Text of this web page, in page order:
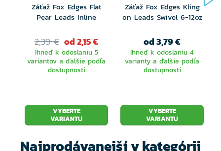
Záťaž Fox Edges Flat
Pear Leads Inline
2,39 € od 2,15 €
Ihneď k odoslaniu 5
variantov a ďalšie podľa
dostupnosti
VYBERTE
VARIANTU
Záťaž Fox Edges Kling
on Leads Swivel 6-12oz
od 3,79 €
Ihneď k odoslaniu 4
varianty a ďalšie podľa
dostupnosti
VYBERTE
VARIANTU
Najprodávanejší v kategórii